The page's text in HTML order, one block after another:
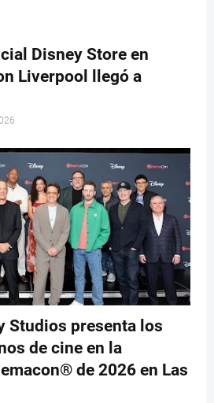
Disney Store en
Liverpool llegó a
Studios presenta los
de cine en la
de 2026 en Las